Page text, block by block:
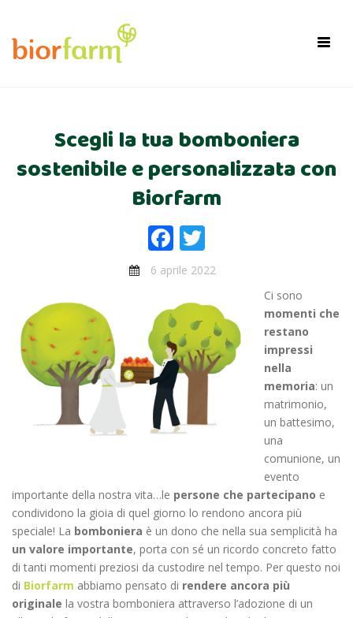
Scegli la tua bomboniera
sostenibile e personalizzata con
Biorfarm
Facebook
6 aprile 2022
Ci sono
momenti che
restano
impressi
nella
memoria: un
matrimonio,
un battesimo,
una
comunione, un
evento
importante della nostra vita…le persone che partecipano e
condividono la gioia di quel giorno lo rendono ancora più
speciale! La bomboniera è un dono che nella sua semplicità ha
un valore importante, porta con sé un ricordo concreto fatto
di tanti momenti preziosi da custodire nel tempo. Per questo noi
di Biorfarm abbiamo pensato di rendere ancora più
originale la vostra bomboniera attraverso l’adozione di un